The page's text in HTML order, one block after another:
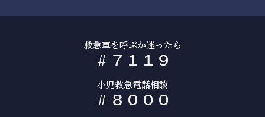
救急車を呼ぶか迷ったら
# 7 1 1 9
小児救急電話相談
# 8 0 0 0